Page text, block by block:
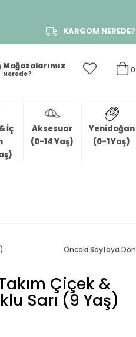
KARGOM NEREDE?
0
Mağazalarımız
Nerede?
İç
Aksesuar
(0-14 Yaş)
Yenidoğan
(0-1 Yaş)
Önceki Sayfaya Dön
Çiçek &
Sarı (9 Yaş)